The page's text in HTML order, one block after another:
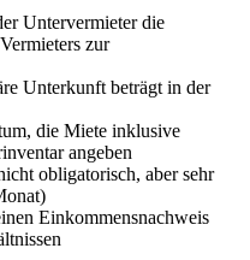
Untervermieter die
zur
Unterkunft beträgt in der
die Miete inklusive
angeben
obligatorisch, aber sehr
Einkommensnachweis